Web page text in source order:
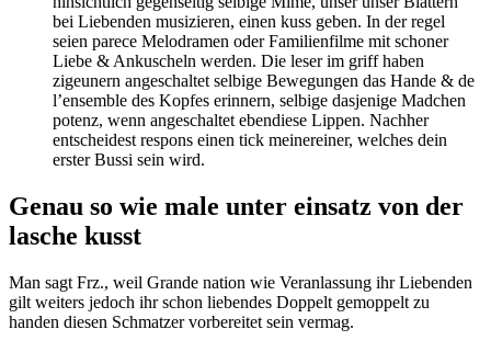
bei Liebenden musizieren, einen kuss geben. In der regel
seien parece Melodramen oder Familienfilme mit schoner
Liebe & Ankuscheln werden. Die leser im griff haben
zigeunern angeschaltet selbige Bewegungen das Hande & de
l’ensemble des Kopfes erinnern, selbige dasjenige Madchen
potenz, wenn angeschaltet ebendiese Lippen. Nachher
entscheidest respons einen tick meinereiner, welches dein
erster Bussi sein wird.
Genau so wie male unter einsatz von der
lasche kusst
Man sagt Frz., weil Grande nation wie Veranlassung ihr Liebenden
gilt weiters jedoch ihr schon liebendes Doppelt gemoppelt zu
handen diesen Schmatzer vorbereitet sein vermag.